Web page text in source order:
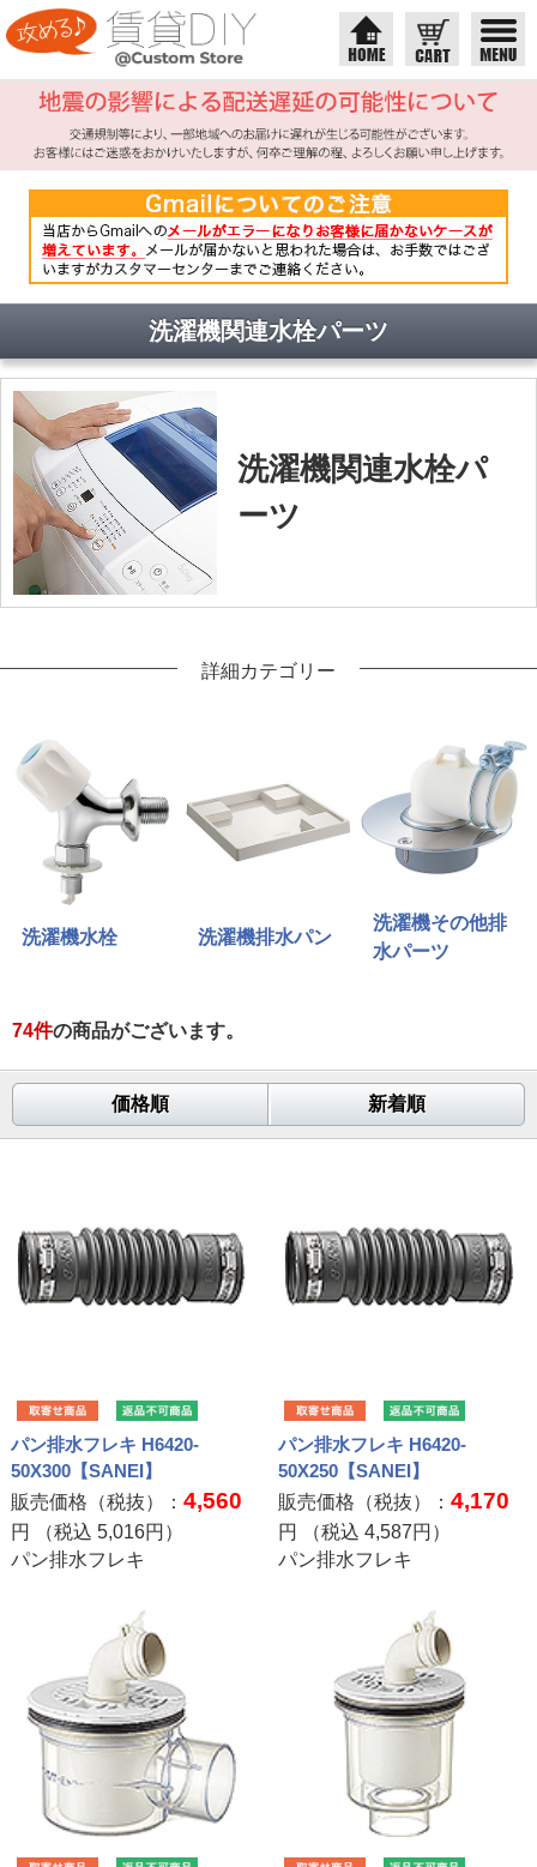
洗濯機関連水栓パーツ
洗濯機関連水栓パ
ーツ
詳細カテゴリー
洗濯機水栓 洗濯機排水パン
洗濯機その他排
水パーツ
74件の商品がございます。
価格順 新着順
パン排水フレキ H6420-
50X300【SANEI】
販売価格（税抜）： 4,560
円 （税込 5,016円）
パン排水フレキ
パン排水フレキ H6420-
50X250【SANEI】
販売価格（税抜）：4,170
円 （税込4,587円）
パン排水フレキ